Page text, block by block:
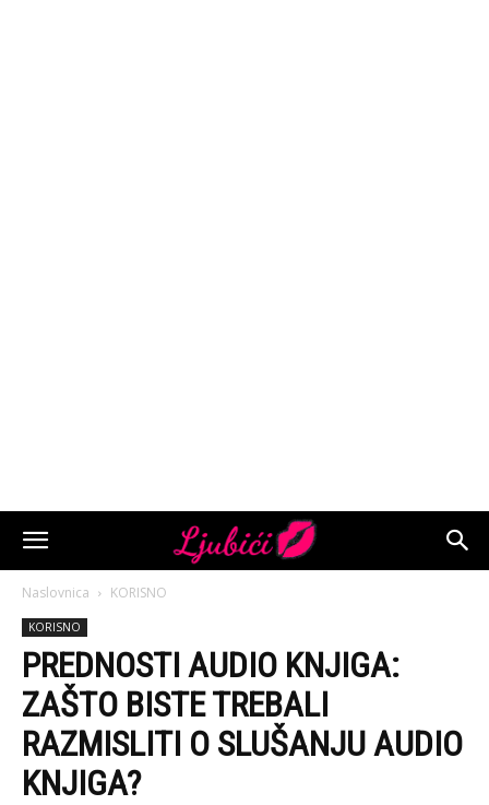
Naslovnica KORISNO
KORISNO
PREDNOSTI AUDIO KNJIGA:
ZAŠTO BISTE TREBALI
RAZMISLITI O SLUŠANJU AUDIO
KNJIGA?